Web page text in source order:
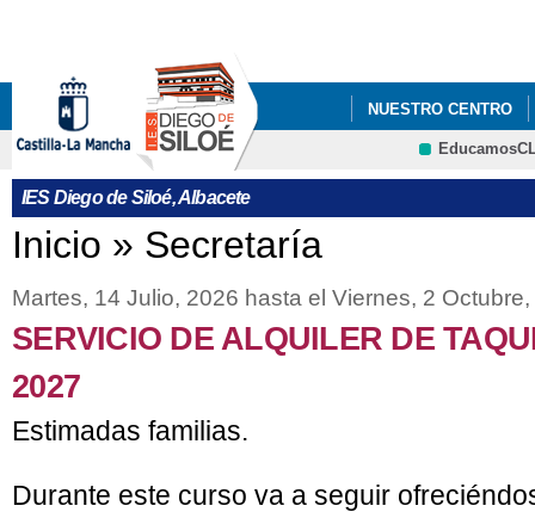
NUESTRO CENTRO
INFÓRMATE AMPA
IES Diego de Siloé, Albacete
Se encuentra usted aquí
Inicio » Secretaría
Martes, 14 Julio, 2026 hasta el Viernes, 2
SERVICIO DE ALQUILER DE
2027
Estimadas familias.
Durante este curso va a seguir